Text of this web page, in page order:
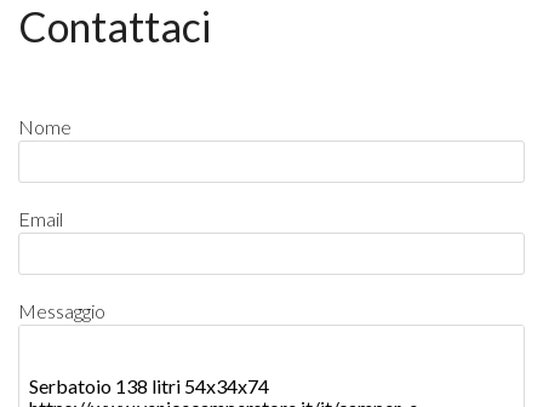
Contattaci
Nome
Email
Messaggio